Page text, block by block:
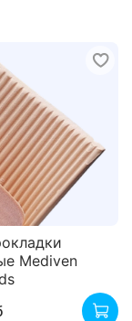
Mediven